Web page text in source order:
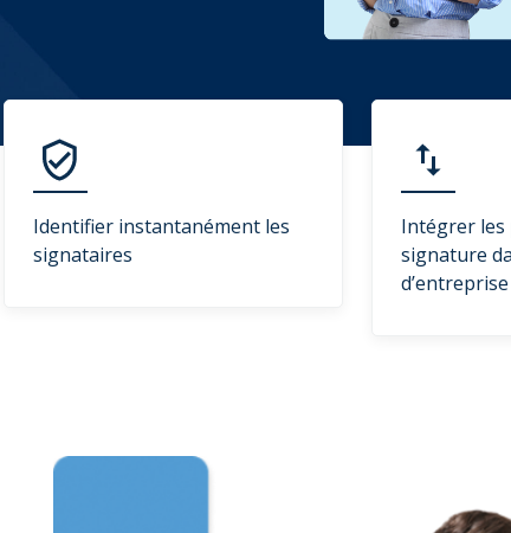
Identifier instantanément les
signataires
Intégrer les
signature
d’entreprise